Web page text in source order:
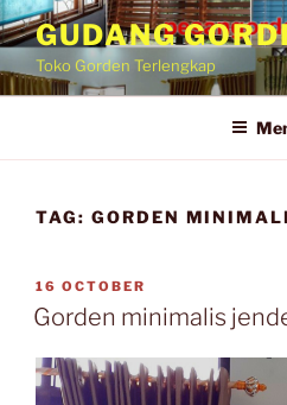
GUDANG
Toko Gorden Terlengkap
TAG: GORDEN
16 OCTOBER
Gorden minimalis